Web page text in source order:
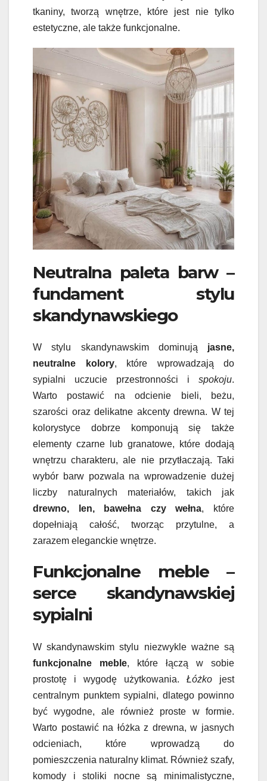
tkaniny, tworzą wnętrze, które jest nie tylko
estetyczne, ale także funkcjonalne.
Neutralna paleta barw –
fundament stylu
skandynawskiego
W stylu skandynawskim dominują jasne,
neutralne kolory, które wprowadzają do
sypialni uczucie przestronności i spokoju.
Warto postawić na odcienie bieli, beżu,
szarości oraz delikatne akcenty drewna. W tej
kolorystyce dobrze komponują się także
elementy czarne lub granatowe, które dodają
wnętrzu charakteru, ale nie przytłaczają. Taki
wybór barw pozwala na wprowadzenie dużej
liczby naturalnych materiałów, takich jak
drewno, len, bawełna czy wełna, które
dopełniają całość, tworząc przytulne, a
zarazem eleganckie wnętrze.
Funkcjonalne meble –
serce skandynawskiej
sypialni
W skandynawskim stylu niezwykle ważne są
funkcjonalne meble, które łączą w sobie
prostotę i wygodę użytkowania. Łóżko jest
centralnym punktem sypialni, dlatego powinno
być wygodne, ale również proste w formie.
Warto postawić na łóżka z drewna, w jasnych
odcieniach, które wprowadzą do
pomieszczenia naturalny klimat. Również szafy,
komody i stoliki nocne są minimalistyczne,